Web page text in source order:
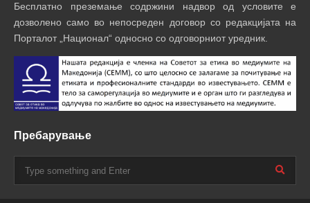
Бесплатно преземање содржини надвор од условите е
дозволено само во непосреден договор со редакцијата на
Порталот „Национал“ односно со одговорниот уредник.
Пребарување